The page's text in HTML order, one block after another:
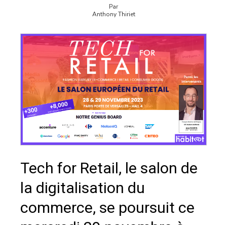
Par
Anthony Thiriet
Tech for Retail, le salon de
la digitalisation du
commerce, se poursuit ce